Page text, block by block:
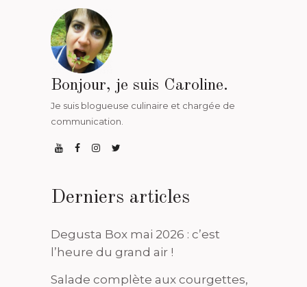
Bonjour, je suis Caroline.
Je suis blogueuse culinaire et chargée de
communication.
Derniers articles
Degusta Box mai 2026 : c’est
l’heure du grand air !
Salade complète aux courgettes,